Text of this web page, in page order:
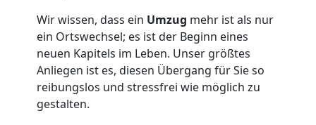
Wir wissen, dass ein Umzug mehr ist als nur
ein Ortswechsel; es ist der Beginn eines
neuen Kapitels im Leben. Unser größtes
Anliegen ist es, diesen Übergang für Sie so
reibungslos und stressfrei wie möglich zu
gestalten.
Mann
LKW